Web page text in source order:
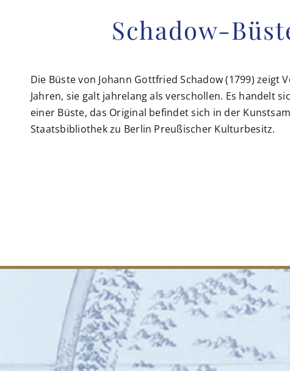
Schadow-
Die Büste von Johann Gottfried Schadow (1799) zeigt
Jahren, sie galt jahrelang als verschollen. Es handelt
einer Büste, das Original befindet sich in der
Staatsbibliothek zu Berlin Preußischer Kulturbesitz.